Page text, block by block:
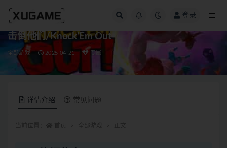
登录
击倒他们/Knock’Em Out
全部游戏 2025-04-21 专属
详情介绍 常见问题